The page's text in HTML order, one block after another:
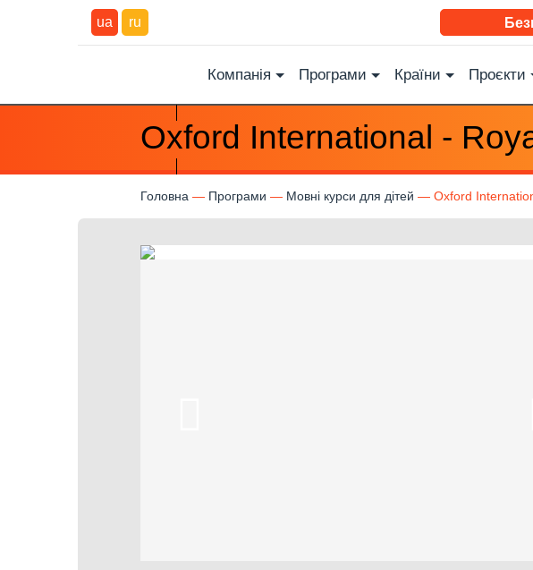
ua ru
Компанія Програми Країни Проєкти
Oxford International -
Головна Програми Мовні курси для дітей Oxford